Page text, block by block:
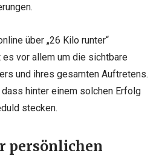
über „26 Kilo runter“
vor allem um die sichtbare
und ihres gesamten Auftretens.
dass hinter einem solchen Erfolg
stecken.
persönlichen